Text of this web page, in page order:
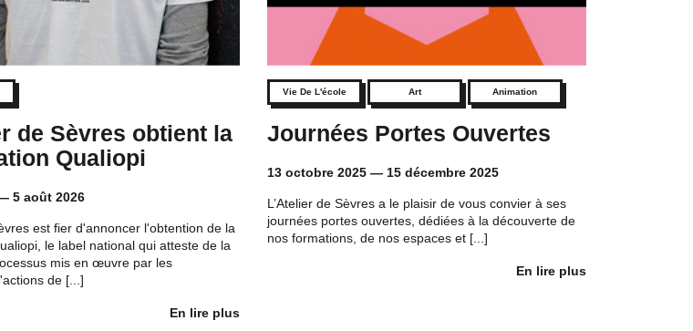
de Sèvres obtient la
Qualiopi
5 août 2026
est fier d'annoncer l'obtention de la
le label national qui atteste de la
mis en œuvre par les
de [...]
En lire plus
Vie De L'école Art Animation
Journées Portes Ouvertes
13 octobre 2025— 15 décembre 2025
L’Atelier de Sèvres a le plaisir de vous convier à ses
journées portes ouvertes, dédiées à la découverte de
nos formations, de nos espaces et [...]
En lire plus